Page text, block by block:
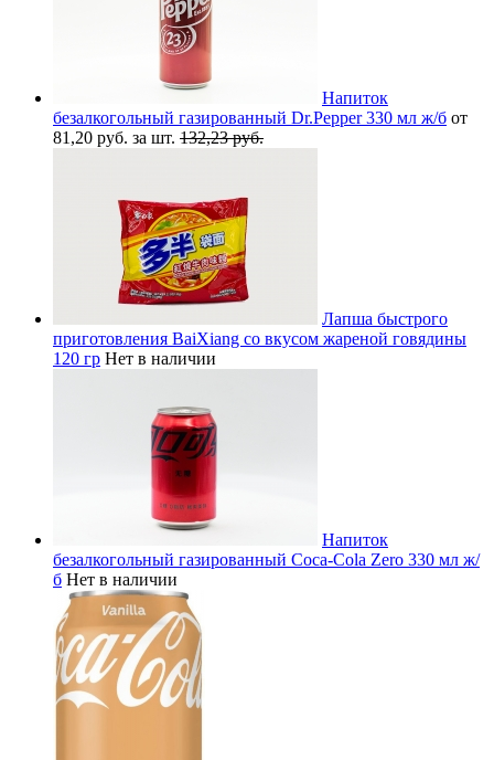
Напиток
безалкогольный газированный Dr.Pepper 330 мл ж/б от
81,20 руб. за шт. 132,23 руб.
Лапша быстрого
приготовления BaiXiang со вкусом жареной говядины
120 гр Нет в наличии
Напиток
безалкогольный газированный Coca-Cola Zero 330 мл ж/
б Нет в наличии